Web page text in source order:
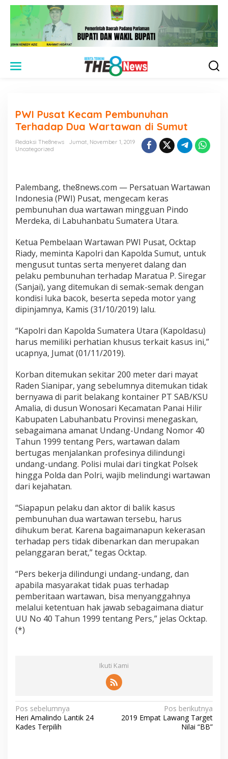
PWI Pusat Kecam Pembunuhan
Terhadap Dua Wartawan di Sumut
Redaksi The8news
Jumat, November 1, 2019
Uncategorized
Palembang, the8news.com — Persatuan Wartawan
Indonesia (PWI) Pusat, mengecam keras
pembunuhan dua wartawan mingguan Pindo
Merdeka, di Labuhanbatu Sumatera Utara.
Ketua Pembelaan Wartawan PWI Pusat, Ocktap
Riady, meminta Kapolri dan Kapolda Sumut, untuk
mengusut tuntas serta menyeret dalang dan
pelaku pembunuhan terhadap Maratua P. Siregar
(Sanjai), yang ditemukan di semak-semak dengan
kondisi luka bacok, beserta sepeda motor yang
dipinjamnya, Kamis (31/10/2019) lalu.
“Kapolri dan Kapolda Sumatera Utara (Kapoldasu)
harus memiliki perhatian khusus terkait kasus ini,”
ucapnya, Jumat (01/11/2019).
Korban ditemukan sekitar 200 meter dari mayat
Raden Sianipar, yang sebelumnya ditemukan tidak
bernyawa di parit belakang kontainer PT SAB/KSU
Amalia, di dusun Wonosari Kecamatan Panai Hilir
Kabupaten Labuhanbatu Provinsi menegaskan,
sebagaimana amanat Undang-Undang Nomor 40
Tahun 1999 tentang Pers, wartawan dalam
bertugas menjalankan profesinya dilindungi
undang-undang. Polisi mulai dari tingkat Polsek
hingga Polda dan Polri, wajib melindungi wartawan
dari kejahatan.
“Siapapun pelaku dan aktor di balik kasus
pembunuhan dua wartawan tersebu, harus
dihukum berat. Karena bagaimanapun kekerasan
terhadap pers tidak dibenarkan dan merupakan
pelanggaran berat,” tegas Ocktap.
“Pers bekerja dilindungi undang-undang, dan
apabila masyarakat tidak puas terhadap
pemberitaan wartawan, bisa menyanggahnya
melalui ketentuan hak jawab sebagaimana diatur
UU No 40 Tahun 1999 tentang Pers,” jelas Ocktap.
(*)
Ikuti Kami
N
a
Pos sebelumnya
Heri Amalindo Lantik 24
Kades Terpilih
Pos berikutnya
2019 Empat Lawang Target
Nilai “BB”